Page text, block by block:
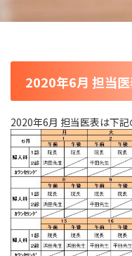
2020年6月 担当
2020年6月 担当医表は下記